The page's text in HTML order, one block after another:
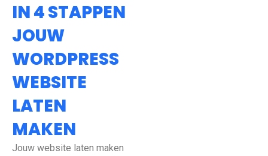
IN 4 STAPPEN
JOUW
WORDPRESS
WEBSITE
LATEN
MAKEN
Jouw website laten maken